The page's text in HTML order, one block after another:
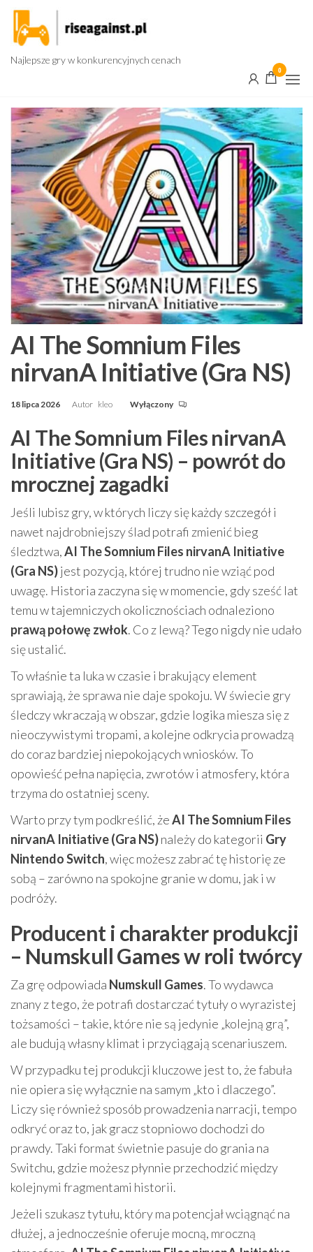
Przejdź
treści
Najlepsze gry w konkurencyjnych cenach
0
AI The Somnium Files
nirvanA Initiative (Gra NS)
18 lipca 2026 Autor kleo Wyłączony
AI The Somnium Files nirvanA
Initiative (Gra NS) – powrót do
mrocznej zagadki
Jeśli lubisz gry, w których liczy się każdy szczegół i
nawet najdrobniejszy ślad potrafi zmienić bieg
śledztwa,AI The Somnium Files nirvanA Initiative
(Gra NS)jest pozycją, której trudno nie wziąć pod
uwagę. Historia zaczyna się w momencie, gdy sześć lat
temu w tajemniczych okolicznościach odnaleziono
prawą połowę zwłok. Co z lewą? Tego nigdy nie udało
się ustalić.
To właśnie ta luka w czasie i brakujący element
sprawiają, że sprawa nie daje spokoju. W świecie gry
śledczy wkraczają w obszar, gdzie logika miesza się z
nieoczywistymi tropami, a kolejne odkrycia prowadzą
do coraz bardziej niepokojących wniosków. To
opowieść pełna napięcia, zwrotów i atmosfery, która
trzyma do ostatniej sceny.
Warto przy tym podkreślić, żeAI The Somnium Files
nirvanA Initiative (Gra NS)należy do kategorii Gry
Nintendo Switch, więc możesz zabrać tę historię ze
sobą – zarówno na spokojne granie w domu, jak i w
podróży.
Producent i charakter produkcji
– Numskull Games w roli twórcy
Za grę odpowiada Numskull Games. To wydawca
znany z tego, że potrafi dostarczać tytuły o wyrazistej
tożsamości – takie, które nie są jedynie „kolejną grą”,
ale budują własny klimat i przyciągają scenariuszem.
W przypadku tej produkcji kluczowe jest to, że fabuła
nie opiera się wyłącznie na samym „kto i dlaczego”.
Liczy się również sposób prowadzenia narracji, tempo
odkryć oraz to, jak gracz stopniowo dochodzi do
prawdy. Taki format świetnie pasuje do grania na
Switchu, gdzie możesz płynnie przechodzić między
kolejnymi fragmentami historii.
Jeżeli szukasz tytułu, który ma potencjał wciągnąć na
dłużej, a jednocześnie oferuje mocną, mroczną